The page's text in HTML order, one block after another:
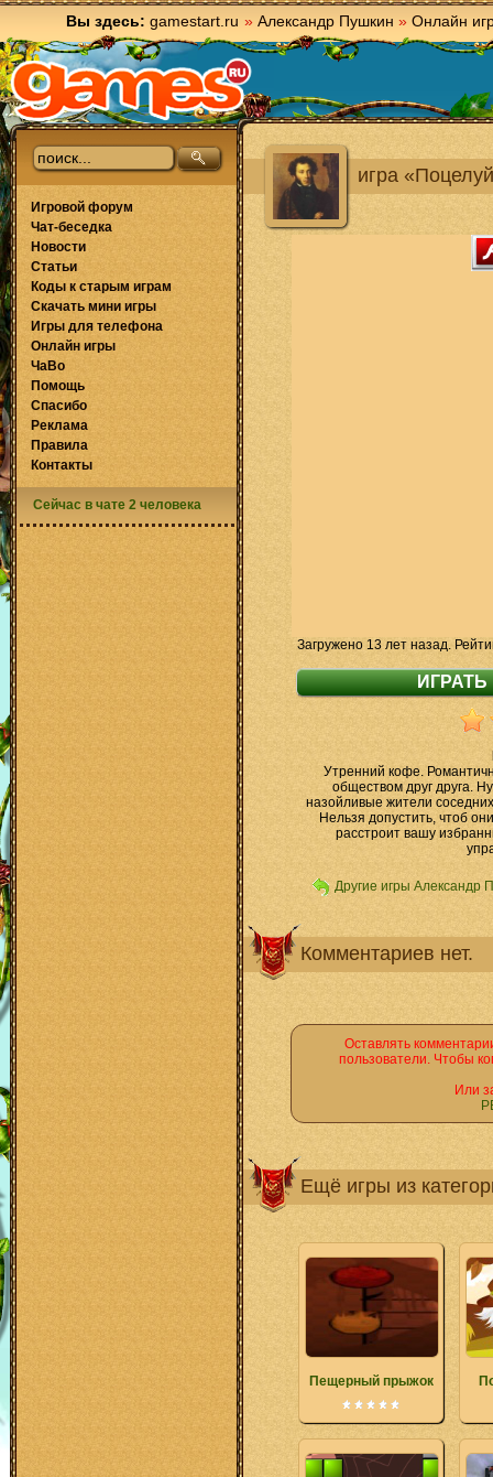
Вы здесь: gamestart.ru » Александр Пушкин » Онлайн
игра
Загружено 13 лет назад.
Утренний кофе.
обществом друг друга.
назойливые жители
Нельзя допустить, чтоб
расстроит вашу
Другие игры Александр
Комментариев нет.
Оставлять
пользователи. Чтобы
Или
Ещё игры из
Пещерный прыжок
Игровой форум
Чат-беседка
Новости
Статьи
Коды к старым играм
Скачать мини игры
Игры для телефона
Онлайн игры
ЧаВо
Помощь
Спасибо
Реклама
Правила
Контакты
Сейчас в чате 2 человека